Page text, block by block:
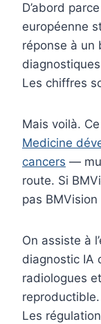
D’abord
européenne
réponse à un
Les chiffres
Mais voilà.
Medicine
cancers —
route. Si
pas
On assiste à
diagnostic IA
radiologues
Les